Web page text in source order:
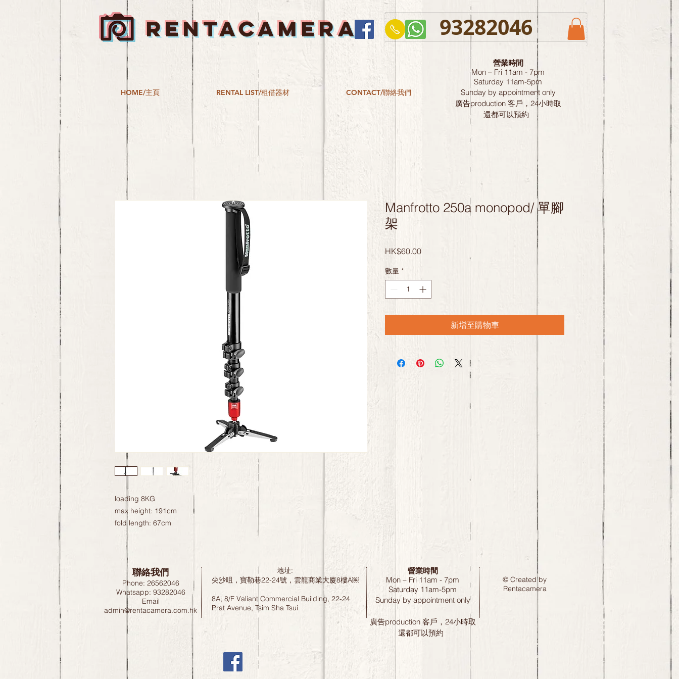
RENTACAMERA 93282046
HOME/主頁 RENTAL LIST/租借器材 CONTACT/聯絡我們
營業時間
Mon – Fri 11am - 7pm
Saturday 11am-5pm
Sunday by appointment only
廣告production 客戶，24小時取
還都可以預約
loading 8KG
max height: 191cm
fold length: 67cm
Manfrotto 250a monopod/ 單腳
架
HK$60.00價
數量 *
新增至購物車
聯絡我們
Phone: 26562046
Whatsapp: 93282046
Email
admin@rentacamera.com.hk
地址:
尖沙咀，寶勒巷22-24號，雲龍商業大廈8樓A￼
8A, 8/F Valiant Commercial Building, 22-24
Prat Avenue, Tsim Sha Tsui
營業時間
Mon – Fri 11am - 7pm
Saturday 11am-5pm
Sunday by appointment only
廣告production 客戶，24小時取
還都可以預約
© Created by
Rentacamera